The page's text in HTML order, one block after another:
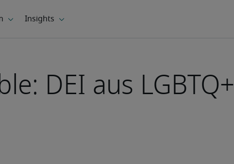
DEI aus LGBTQ+